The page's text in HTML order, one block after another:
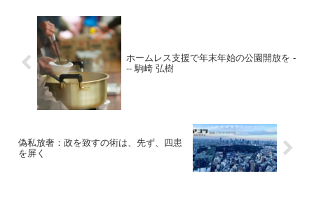
ホームレス支援で年末年始の公園開放を -
-- 駒崎 弘樹
偽私放奢：政を致すの術は、先ず、四患
を屏く